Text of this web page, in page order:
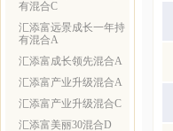
有混合C
汇添富远景成长一年持
有混合A
汇添富成长领先混合A
汇添富产业升级混合A
汇添富产业升级混合C
汇添富美丽30混合D